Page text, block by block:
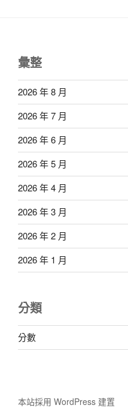
彙整
2026 年 8 月
2026 年 7 月
2026 年 6 月
2026 年 5 月
2026 年 4 月
2026 年 3 月
2026 年 2 月
2026 年 1 月
分類
分數
本站採用 WordPress 建置